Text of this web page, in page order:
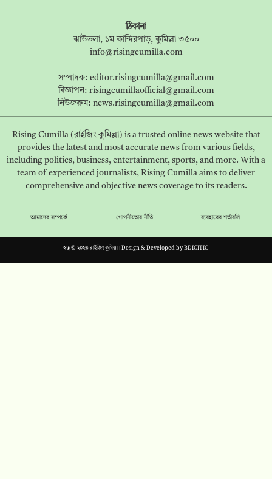
ঠিকানা
ঝাউতলা, ১ম কান্দিরপাড়, কুমিল্লা ৩৫০০
info@risingcumilla.com
সম্পাদক: editor.risingcumilla@gmail.com
বিজ্ঞাপন: risingcumillaofficial@gmail.com
নিউজরুম: news.risingcumilla@gmail.com
Rising Cumilla (রাইজিং কুমিল্লা) is a trusted online news website that
provides the latest and most accurate news from various fields,
including politics, business, entertainment, sports, and more. With a
team of experienced journalists, Rising Cumilla aims to deliver
comprehensive and objective news coverage to its readers.
আমাদের সম্পর্কে গোপনীয়তার নীতি ব্যবহারের শর্তাবলি
স্বত্ব © ২০২৩ রাইজিং কুমিল্লা। Design & Developed byBDIGITIC